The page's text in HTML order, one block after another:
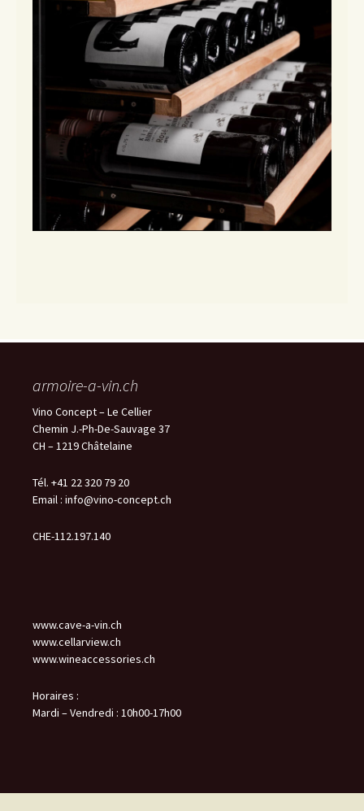
armoire-a-vin.ch
Vino Concept – Le Cellier
Chemin J.-Ph-De-Sauvage 37
CH – 1219 Châtelaine
Tél. +41 22 320 79 20
Email : info@vino-concept.ch
CHE-112.197.140
www.cave-a-vin.ch
www.cellarview.ch
www.wineaccessories.ch
Horaires :
Mardi – Vendredi : 10h00-17h00